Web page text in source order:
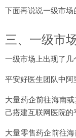
下面再说说一级市场
三、一级市
一级市场上出现了几
平安好医生团队中阿
大量药企前往海南
己搭建互联网医院的
大量零售药企前往